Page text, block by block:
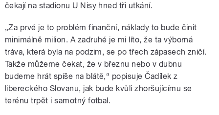
čekají na stadionu U Nisy hned tři utkání.
„Za prvé je to problém finanční, náklady to bude činit
minimálně milion. A zadruhé je mi líto, že ta výborná
tráva, která byla na podzim, se po třech zápasech zničí.
Takže můžeme čekat, že v březnu nebo v dubnu
budeme hrát spíše na blátě,“ popisuje Čadílek z
libereckého Slovanu, jak bude kvůli zhoršujícímu se
terénu trpět i samotný fotbal.